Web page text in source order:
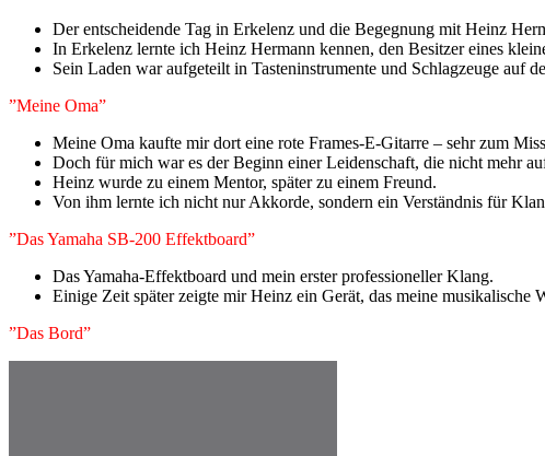
Der entscheidende Tag in Erkelenz und die Begegnung mit Heinz
In Erkelenz lernte ich Heinz Hermann kennen, den Besitzer eines
Sein Laden war aufgeteilt in Tasteninstrumente und Schlagzeuge auf
”Meine Oma”
Meine Oma kaufte mir dort eine rote Frames-E-Gitarre – sehr zum
Doch für mich war es der Beginn einer Leidenschaft, die nicht mehr
Heinz wurde zu einem Mentor, später zu einem Freund.
Von ihm lernte ich nicht nur Akkorde, sondern ein Verständnis für
”Das Yamaha SB-200 Effektboard”
Das Yamaha-Effektboard und mein erster professioneller Klang.
Einige Zeit später zeigte mir Heinz ein Gerät, das meine musikalische
”Das Bord”